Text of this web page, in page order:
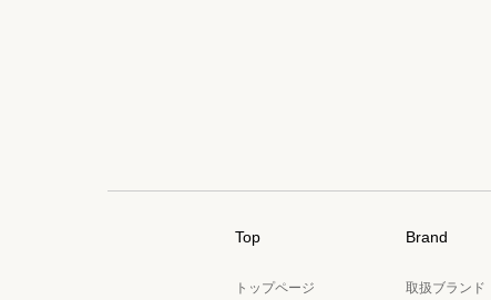
Top
トップページ
Brand
取扱ブランド